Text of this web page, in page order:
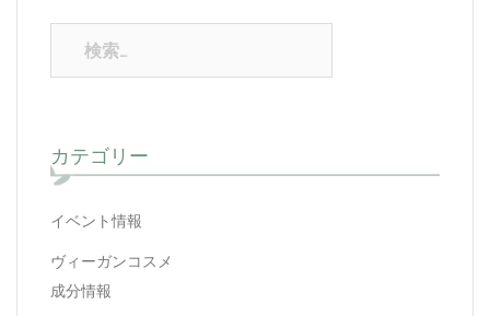
カテゴリー
イベント情報
ヴィーガンコスメ
成分情報